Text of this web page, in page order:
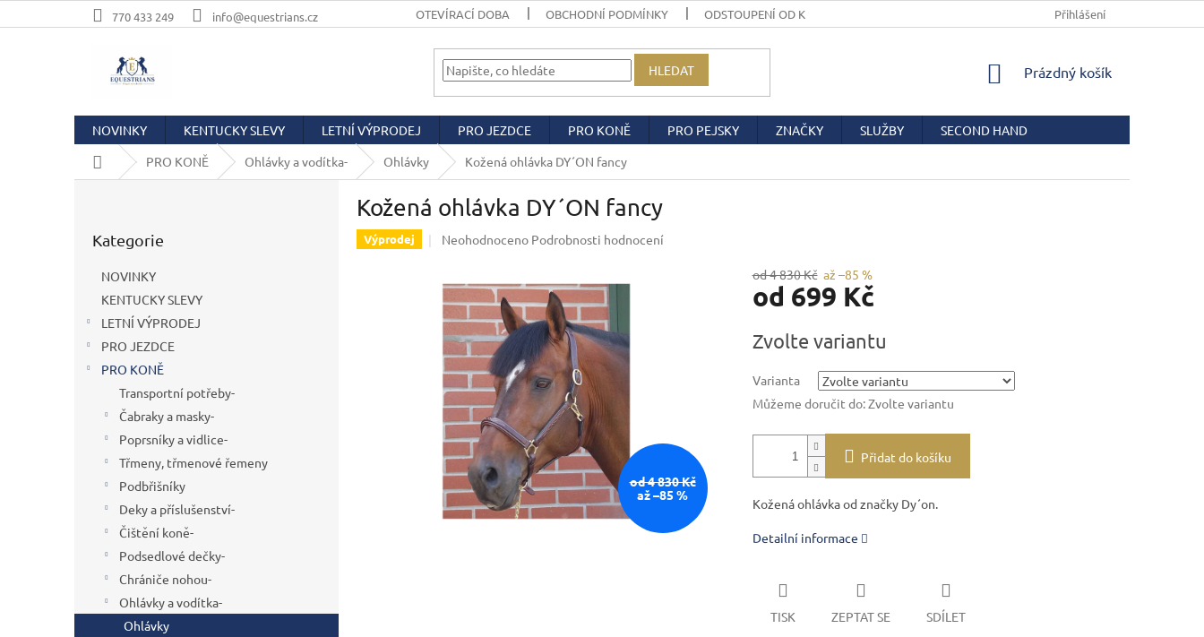
na
770 433 249 info@equestrians.cz OTEVÍRACÍ DOBA OBCHODNÍ PODMÍNKY ODSTOUPENÍ OD KUPNÍ SMLOUVY PODMÍNKY OCHRANY OSOBNÍCH ÚDAJŮ
Přihlášení
HLEDAT
NÁKUPNÍ
Prázdný košík
NOVINKY KENTUCKY SLEVY LETNÍ VÝPRODEJ PRO JEZDCE PRO KONĚ PRO PEJSKY ZNAČKY SLUŽBY
SECOND HAND
Domů
PRO KONĚ Ohlávky a vodítka- Ohlávky Kožená ohlávka DY´ON fancy
kategorie
Kategorie
NOVINKY
KENTUCKY SLEVY
LETNÍ VÝPRODEJ
PRO JEZDCE
PRO KONĚ
Transportní potřeby-
Čabraky a masky-
Poprsníky a vidlice-
Třmeny, třmenové řemeny
Podbřišníky
Deky a příslušenství-
Čištění koně-
Podsedlové dečky-
Chrániče nohou-
Ohlávky a vodítka-
Ohlávky
Kožená ohlávka DY´ON fancy
Výprodej
Průměrné
je
0,0
z
5
hvězdiček.
Neohodnoceno Podrobnosti hodnocení
od 4 830 Kč
až –85 %
od 4 830 Kč až –85 %
od 699 Kč
cena:
Zvolte variantu
Varianta
Můžeme doručit do:Zvolte variantu
Přidat do košíku
Kožená ohlávka od značky Dy´on.
Detailní informace
TISK ZEPTAT SE SDÍLET